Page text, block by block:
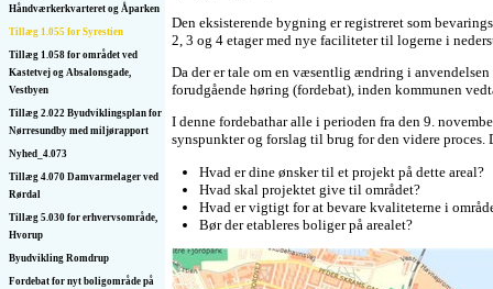
Håndværkerkvarteret og Åparken
Tillæg 1.055 for Syrestien
Tillæg 1.058 for området ved
Kastetvej og Absalonsgade,
Vestbyen
Tillæg 2.022 Byudviklingsplan for
Nørresundby med miljørapport
Nyhed_4.073
Tillæg 4.070 Damvarmelager ved
Rørdal
Tillæg 5.030 for erhvervsområde,
Hvorup
Byudvikling Romdrup
Fordebat for nyt boligområde på
Den eksisterende bygning er registreret som
2, 3 og 4 etager med nye faciliteter til logerne i
Da der er tale om en væsentlig ændring i
forudgående høring (fordebat), inden kommunen
I denne fordebathar alle i perioden fra den 9.
synspunkter og forslag til brug for den videre proces.
Hvad er dine ønsker til et projekt på dette areal?
Hvad skal projektet give til området?
Hvad er vigtigt for at bevare kvaliteterne i
Bør der etableres boliger på arealet?